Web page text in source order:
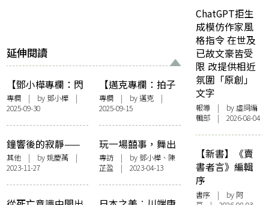
延伸閱讀
【鄧小樺專欄：閃
爍其辭】失眠的時
候，想起絲羅小姐
專欄 | by鄧小樺 |
2025-09-30
【邁克專欄：拍子
簿】楊德昌筆記
專欄| by邁克|
2025-09-15
鐘響後的寂靜——
〈後人類的美麗與
哀愁〉
其他 | by姚慶萬 |
2023-11-27
玩一場囍事，舞出
關係支點——自由
舞2023：訪梅卓
燕、陳建文《囍 —
紅色的承諾》
專訪| by 鄧小樺、陳
芷盈 | 2023-04-13
ChatGPT拒生
成模仿作家風
格指令 在世及
已故文豪皆受
限 改提供相近
氛圍「原創」
文字
報導 | by 虛詞編
輯部 | 2026-08-04
【新書】《賣
書者言》編輯
序
書序 | by 阿